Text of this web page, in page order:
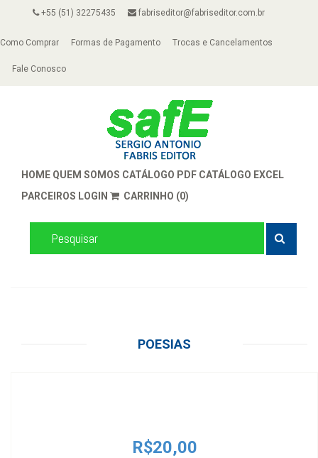
+55 (51) 32275435 fabriseditor@fabriseditor.com.br
Como Comprar Formas de Pagamento Trocas e Cancelamentos
Fale Conosco
HOME QUEM SOMOS CATÁLOGO PDF CATÁLOGO EXCEL
PARCEIROS LOGIN CARRINHO (0)
POESIAS
R$20,00
R$20,00